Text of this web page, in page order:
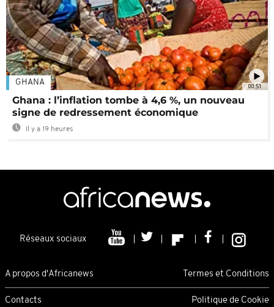
00:51
GHANA
Ghana : l’inflation tombe à 4,6 %, un nouveau
signe de redressement économique
Il y a 19 heures
Réseaux sociaux
A propos d'Africanews Termes et Conditions
Contacts Politique de Cookie